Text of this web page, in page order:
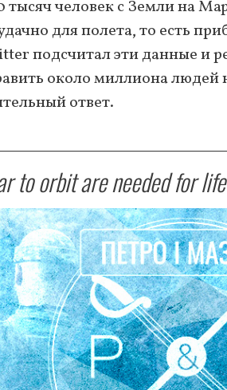
тысяч человек с Земли на
для полета, то есть
подсчитал эти данные и
около миллиона людей
ответ.
to orbit are needed for